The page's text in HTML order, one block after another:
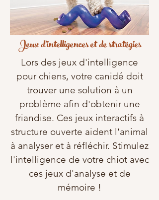
Jeux d'intelligences et de stratégies
Lors des jeux d'intelligence
pour chiens, votre canidé doit
trouver une solution à un
problème afin d'obtenir une
friandise. Ces jeux interactifs à
structure ouverte aident l'animal
à analyser et à réfléchir. Stimulez
l'intelligence de votre chiot avec
ces jeux d'analyse et de
mémoire !